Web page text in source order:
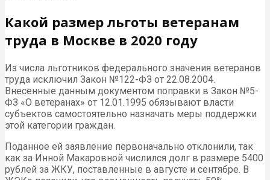
Какой размер льготы ветеранам
труда в Москве в 2020 году
Из числа льготников федерального значения ветеранов
труда исключил Закон №122-ФЗ от 22.08.2004.
Внесенные данным документом поправки в Закон №5-
ФЗ «О ветеранах» от 12.01.1995 обязывают власти
субъектов самостоятельно назначать меры поддержки
этой категории граждан.
Поданное ей заявление первоначально отклонили, так
как за Инной Макаровной числился долг в размере 5400
рублей за ЖКУ, поставленные в августе и сентябре. В